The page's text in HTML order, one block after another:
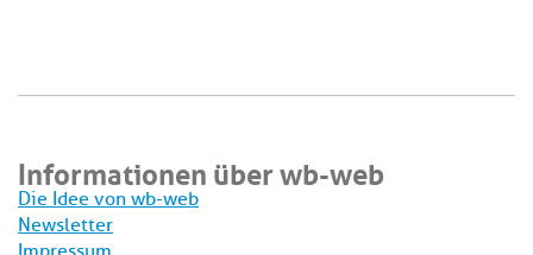
Informationen über wb-web
Die Idee von wb-web
Newsletter